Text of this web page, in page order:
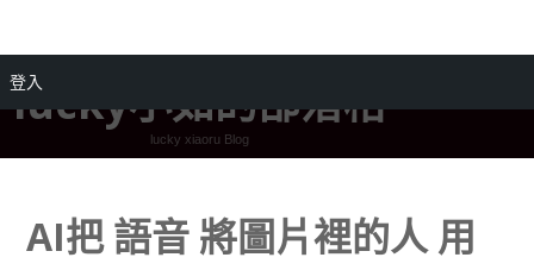
lucky小如的部落格
lucky xiaoru Blog
AI把 語音 將圖片裡的人 用
登入